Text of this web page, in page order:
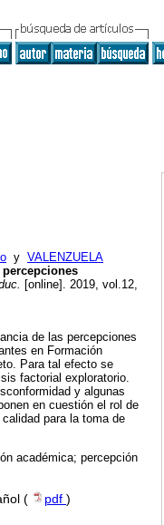
y VALENZUELA
[online]. 2019, vol.12,
de las percepciones
en Formación
Para tal efecto se
factorial exploratorio.
y algunas
en cuestión el rol de
para la toma de
académica; percepción
( pdf )